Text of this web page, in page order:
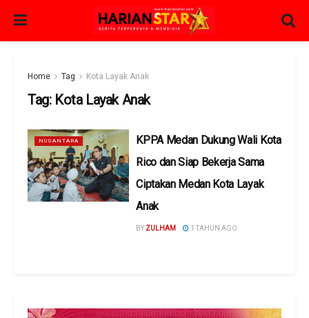
Home Tag Kota Layak Anak
Tag: Kota Layak Anak
NUSANTARA
KPPA Medan Dukung Wali Kota
Rico dan Siap Bekerja Sama
Ciptakan Medan Kota Layak
Anak
BY ZULHAM 1 TAHUN AGO